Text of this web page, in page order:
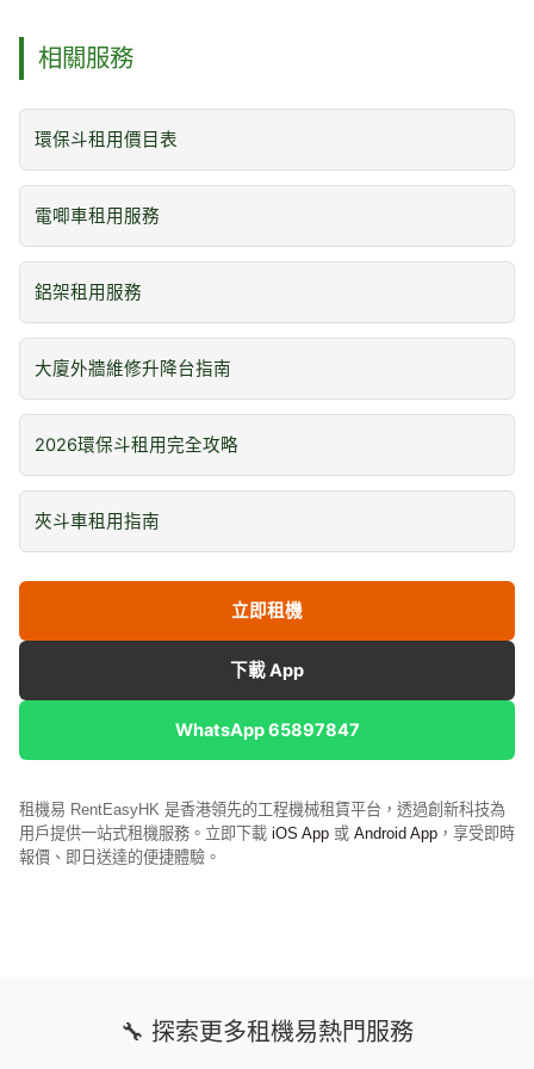
相關服務
環保斗租用價目表
電唧車租用服務
鋁架租用服務
大廈外牆維修升降台指南
2026環保斗租用完全攻略
夾斗車租用指南
立即租機
下載 App
WhatsApp 65897847
租機易 RentEasyHK 是香港領先的工程機械租賃平台，透過創新科技為
用戶提供一站式租機服務。立即下載 iOS App 或 Android App ，享受即時
報價、即日送達的便捷體驗。
🔧 探索更多租機易熱門服務